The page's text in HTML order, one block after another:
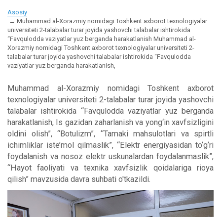
Asosiy
Muhammad al-Xorazmiy nomidagi Toshkent axborot texnologiyalar
universiteti 2-talabalar turar joyida yashovchi talabalar ishtirokida
“Favqulodda vaziyatlar yuz berganda harakatlanish Muhammad al-
Xorazmiy nomidagi Toshkent axborot texnologiyalar universiteti 2-
talabalar turar joyida yashovchi talabalar ishtirokida “Favqulodda
vaziyatlar yuz berganda harakatlanish,
Muhammad al-Xorazmiy nomidagi Toshkent axborot
texnologiyalar universiteti 2-talabalar turar joyida yashovchi
talabalar ishtirokida “Favqulodda vaziyatlar yuz berganda
harakatlanish, Is gazidan zaharlanish va yong‘in xavfsizligini
oldini olish”, “Botulizm”, “Tamaki mahsulotlari va spirtli
ichimliklar iste’mol qilmaslik”, “Elektr energiyasidan to‘g‘ri
foydalanish va nosoz elektr uskunalardan foydalanmaslik”,
“Hayot faoliyati va texnika xavfsizlik qoidalariga rioya
qilish” mavzusida davra suhbati o'tkazildi.